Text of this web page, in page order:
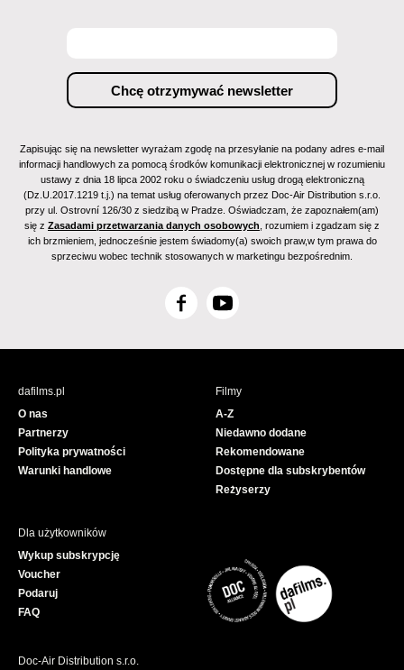
Zapisując się na newsletter wyrażam zgodę na przesyłanie na podany adres e-mail
informacji handlowych za pomocą środków komunikacji elektronicznej w rozumieniu
ustawy z dnia 18 lipca 2002 roku o świadczeniu usług drogą elektroniczną
(Dz.U.2017.1219 t.j.) na temat usług oferowanych przez Doc-Air Distribution s.r.o.
przy ul. Ostrovní 126/30 z siedzibą w Pradze. Oświadczam, że zapoznałem(am)
się z Zasadami przetwarzania danych osobowych , rozumiem i zgadzam się z
ich brzmieniem, jednocześnie jestem świadomy(a) swoich praw,w tym prawa do
sprzeciwu wobec technik stosowanych w marketingu bezpośrednim.
F
c
Y
u
e
dafilms.pl
O nas
Partnerzy
Polityka prywatności
Warunki handlowe
Filmy
A-Z
Niedawno dodane
Rekomendowane
Dostępne dla subskrybentów
Reżyserzy
Dla użytkowników
Wykup subskrypcję
Voucher
Podaruj
FAQ
Doc-Air Distribution s.r.o.